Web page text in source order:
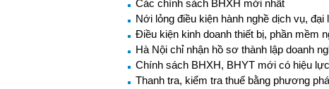
Các chính sách BHXH mới nhất
Nới lỏng điều kiện hành nghề dịch vụ, đại
Điều kiện kinh doanh thiết bị, phần mềm
Hà Nội chỉ nhận hồ sơ thành lập doanh
Chính sách BHXH, BHYT mới có hiệu
Thanh tra, kiểm tra thuế bằng phương